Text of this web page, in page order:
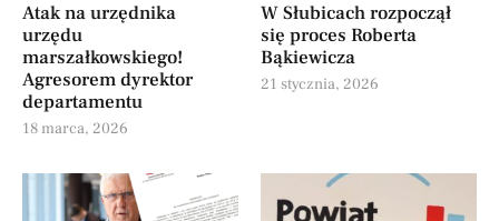
Atak na urzędnika
urzędu
marszałkowskiego!
Agresorem dyrektor
departamentu
18 marca, 2026
W Słubicach rozpoczął
się proces Roberta
Bąkiewicza
21 stycznia, 2026